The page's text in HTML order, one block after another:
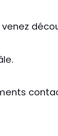
venez